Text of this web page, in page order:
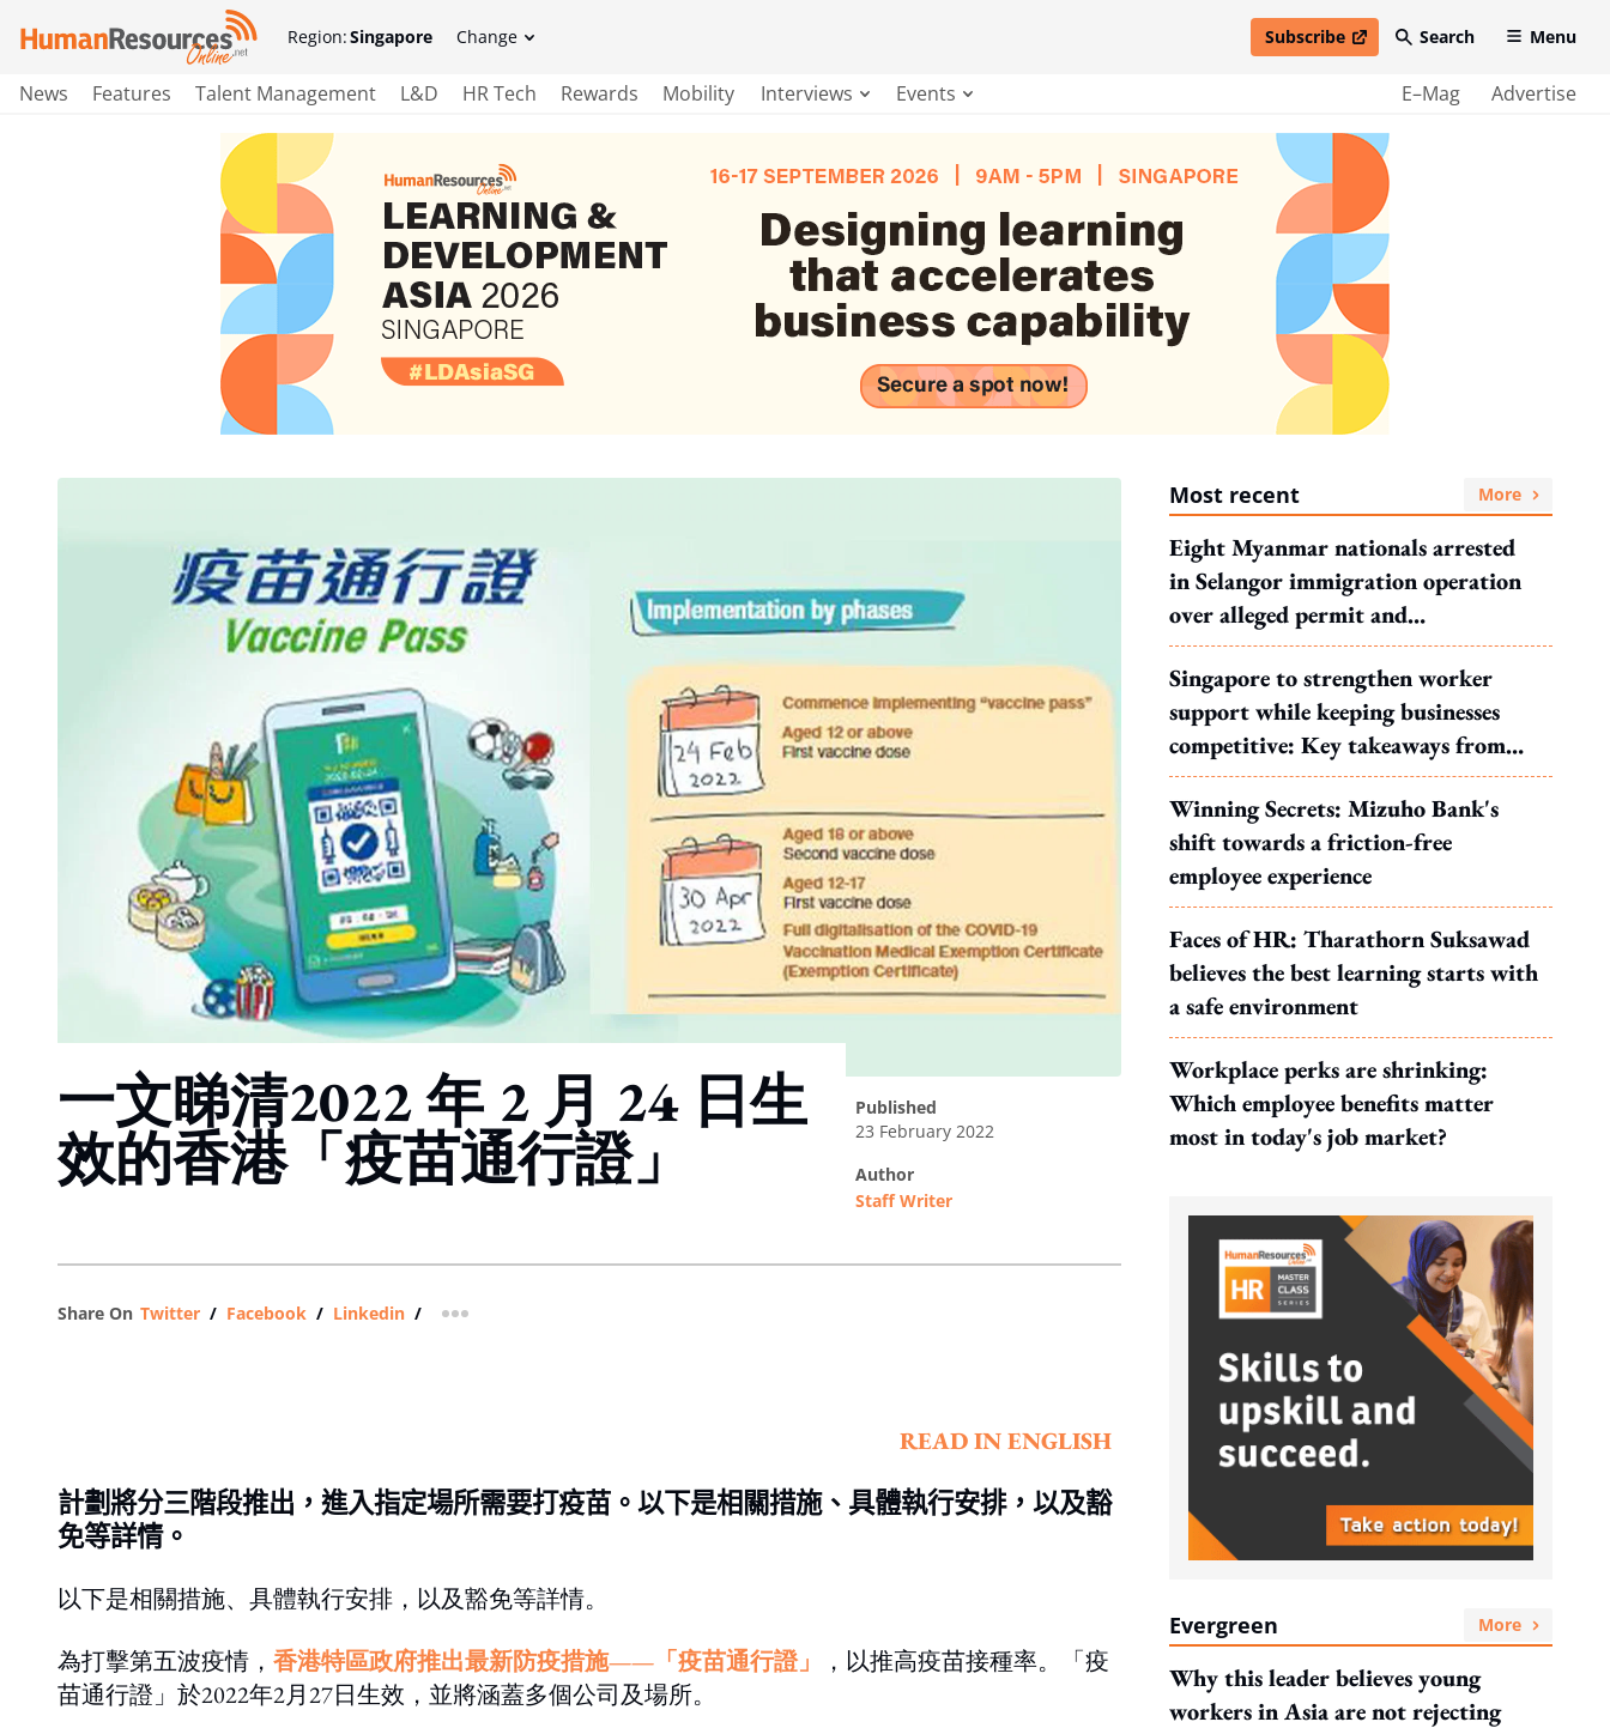
Region:Singapore Change Subscribe
open in new windowSearch Menu
News Features Talent Management L&D HR Tech Rewards Mobility Interviews Events E–Mag Advertise
一文睇清2022 年 2 月 24 日生
效的香港「疫苗通行證」
published
23 February 2022
author
Staff Writer
Share On Twitter / Facebook / Linkedin / more sharing option
READ IN ENGLISH
計劃將分三階段推出，進入指定場所需要打疫苗。以下是相關措施、 具體執行安排，以及豁
免等詳情。
以下是相關措施、具體執行安排，以及豁免等詳情。
為打擊第五波疫情， 香港特區政府推出最新防疫措施——「疫苗通行證」
，以推高疫苗接種率。「疫
苗通行證」於2022年2月27日生效，並將涵蓋多個公司及場所。
Most recent More
Eight Myanmar nationals arrested
in Selangor immigration operation
over alleged permit and
documentation offences
Singapore to strengthen worker
support while keeping businesses
competitive: Key takeaways from
MOS Dinesh's response to WP's
motion
Winning Secrets: Mizuho Bank's
shift towards a friction-free
employee experience
Faces of HR: Tharathorn Suksawad
believes the best learning starts with
a safe environment
Workplace perks are shrinking:
Which employee benefits matter
most in today's job market?
Evergreen More
Why this leader believes young
workers in Asia are not rejecting